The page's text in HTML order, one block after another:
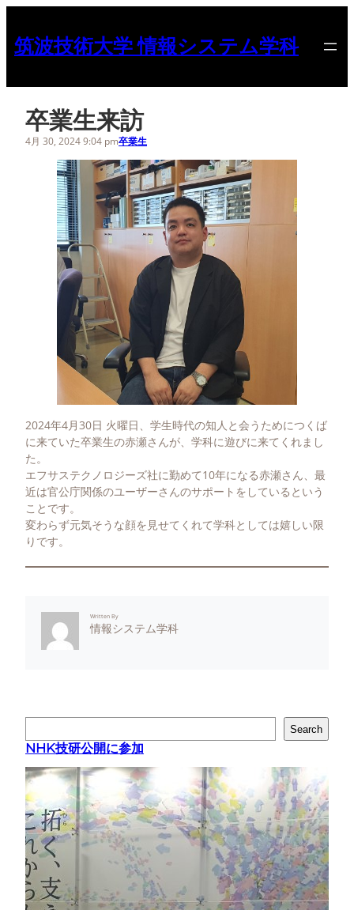
を筑波技術大学 情報システム学科
卒業生来訪
4月 30, 2024 9:04 pm卒業生
2024年4月30日 火曜日、学生時代の知人と会うためにつくば
に来ていた卒業生の赤瀬さんが、学科に遊びに来てくれまし
た。
エフサステクノロジーズ社に勤めて10年になる赤瀬さん、最
近は官公庁関係のユーザーさんのサポートをしているという
ことです。
変わらず元気そうな顔を見せてくれて学科としては嬉しい限
りです。
Written By
情報システム学科
索
Search
NHK技研公開に参加